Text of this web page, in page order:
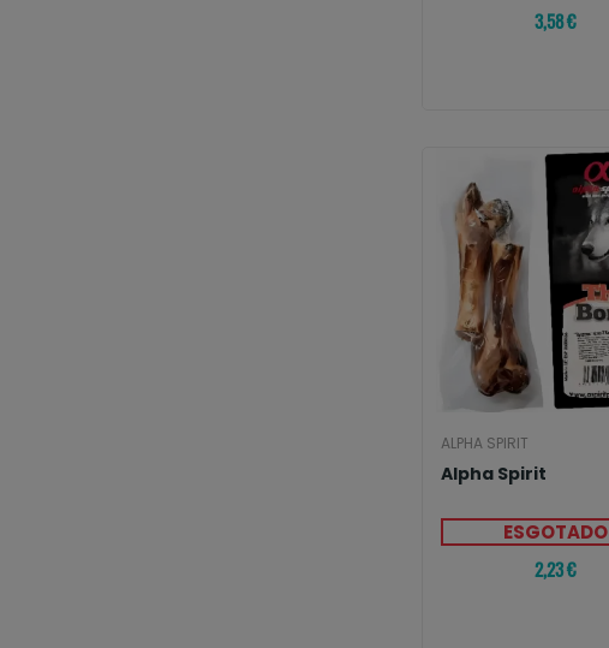
3,58 €
ALPHA SPIRIT
Alpha Spirit
ESGOTADO
2,23 €